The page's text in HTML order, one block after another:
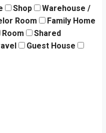
Shop
Warehouse /
Room
Family Home
Room
Shared
Guest House